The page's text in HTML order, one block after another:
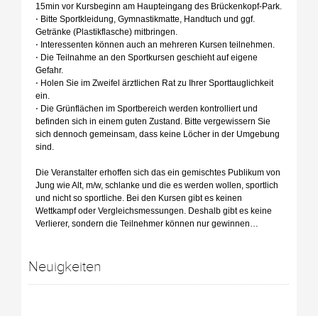
15min vor Kursbeginn am Haupteingang des Brückenkopf-Park.
⋅ Bitte Sportkleidung, Gymnastikmatte, Handtuch und ggf.
Getränke (Plastikflasche) mitbringen.
⋅ Interessenten können auch an mehreren Kursen teilnehmen.
⋅ Die Teilnahme an den Sportkursen geschieht auf eigene
Gefahr.
⋅ Holen Sie im Zweifel ärztlichen Rat zu Ihrer Sporttauglichkeit
ein.
⋅ Die Grünflächen im Sportbereich werden kontrolliert und
befinden sich in einem guten Zustand. Bitte vergewissern Sie
sich dennoch gemeinsam, dass keine Löcher in der Umgebung
sind.
Die Veranstalter erhoffen sich das ein gemischtes Publikum von
Jung wie Alt, m/w, schlanke und die es werden wollen, sportlich
und nicht so sportliche. Bei den Kursen gibt es keinen
Wettkampf oder Vergleichsmessungen. Deshalb gibt es keine
Verlierer, sondern die Teilnehmer können nur gewinnen…
Neuigkeiten